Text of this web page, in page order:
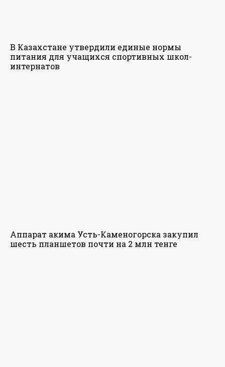
В Казахстане утвердили единые нормы
питания для учащихся спортивных школ-
интернатов
Аппарат акима Усть-Каменогорска закупил
шесть планшетов почти на 2 млн тенге